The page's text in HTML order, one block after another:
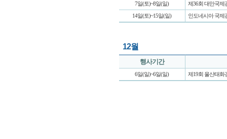
7일(토)~8일(일)
제36회 대만국제
14일(토)~15일(일)
인도네시아 국제
12월
행사기간
6일(일)~6일(일) 제19회 울산태화